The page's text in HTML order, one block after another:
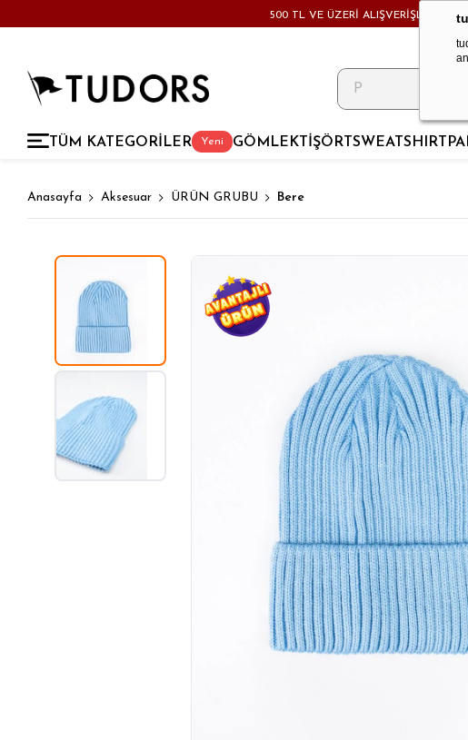
500 TL VE ÜZERİ ALIŞVERİŞLERDE
Yeni
TÜM KATEGORİLER GÖMLEK TİŞÖRT SWEATSHIRT
Anasayfa Aksesuar ÜRÜN GRUBU Bere